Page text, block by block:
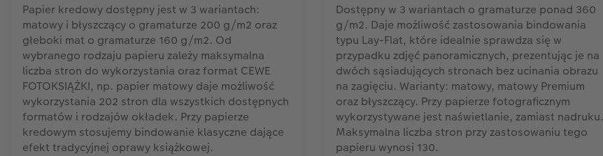
Papier kredowy dostępny jest w 3 wariantach:
matowy i błyszczący o gramaturze 200 g/m2 oraz
głeboki mat o gramaturze 160 g/m2. Od
wybranego rodzaju papieru zależy maksymalna
liczba stron do wykorzystania oraz format CEWE
FOTOKSIĄŻKI, np. papier matowy daje możliwość
wykorzystania 202 stron dla wszystkich dostępnych
formatów i rodzajów okładek. Przy papierze
kredowym stosujemy bindowanie klasyczne dające
efekt tradycyjnej oprawy książkowej.
Dostępny w 3 wariantach o gramaturze ponad 360
g/m2. Daje możliwość zastosowania bindowania
typu Lay-Flat, które idealnie sprawdza się w
przypadku zdjęć panoramicznych, prezentując je na
dwóch sąsiadujących stronach bez ucinania obrazu
na zagięciu. Warianty: matowy, matowy Premium
oraz błyszczący. Przy papierze fotograficznym
wykorzystywane jest naświetlanie, zamiast nadruku.
Maksymalna liczba stron przy zastosowaniu tego
papieru wynosi 130.